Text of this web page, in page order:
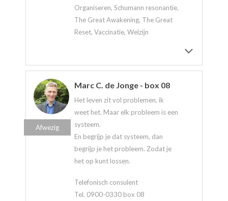
Organiseren, Schumann resonantie,
The Great Awakening, The Great
Reset, Vaccinatie, Welzijn
Marc C. de Jonge - box 08
Het leven zit vol problemen, ik
weet het. Maar elk probleem is een
systeem.
En begrijp je dat systeem, dan
begrijp je het probleem. Zodat je
het op kunt lossen.
Telefonisch consulent
Tel. 0900-0330 box 08
Afwezig